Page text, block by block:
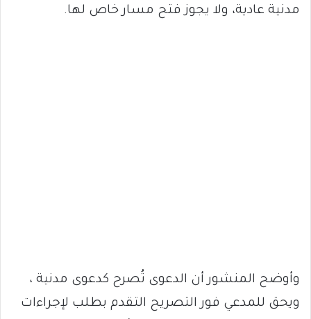
مدنية عادية، ولا يجوز فتح مسار خاص لها.
وأوضح المنشور أن الدعوى تُصرح كدعوى مدنية ،
ويحق للمدعي فور التصريح التقدم بطلب لإجراءات